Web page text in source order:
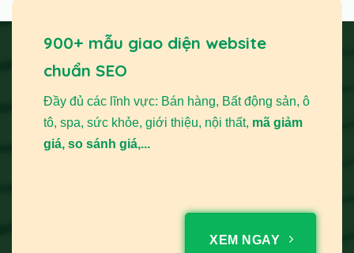
900+ mẫu giao diện website
chuẩn SEO
Đầy đủ các lĩnh vực: Bán hàng, Bất động sản, ô
tô, spa, sức khỏe, giới thiệu, nội thất, mã giảm
giá, so sánh giá,...
XEM NGAY